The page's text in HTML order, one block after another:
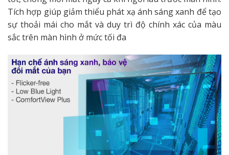
Tích hợp giúp giảm thiểu phát xạ ánh sáng xanh để tạo
sự thoải mái cho mắt và duy trì độ chính xác của màu
sắc trên màn hình ở mức tối đa